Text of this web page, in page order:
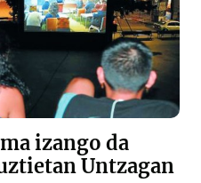
izango da
Untzagan